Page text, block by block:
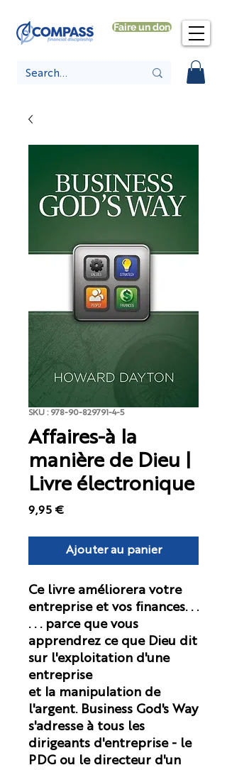
Faire un don
SKU : 978-90-829791-4-5
Affaires-à la
manière de Dieu |
Livre électronique
9,95 €Prix
Ajouter au panier
Ce livre améliorera votre
entreprise et vos finances. . .
. . . parce que vous
apprendrez ce que Dieu dit
sur l'exploitation d'une
entreprise
et la manipulation de
l'argent. Business God's Way
s'adresse à tous les
dirigeants d'entreprise - le
PDG ou le directeur d'un